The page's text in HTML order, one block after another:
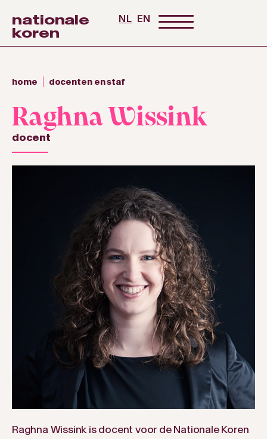
nationale
koren
NL EN
home docenten en staf
Raghna Wissink
docent
Raghna Wissink is docent voor de Nationale Koren